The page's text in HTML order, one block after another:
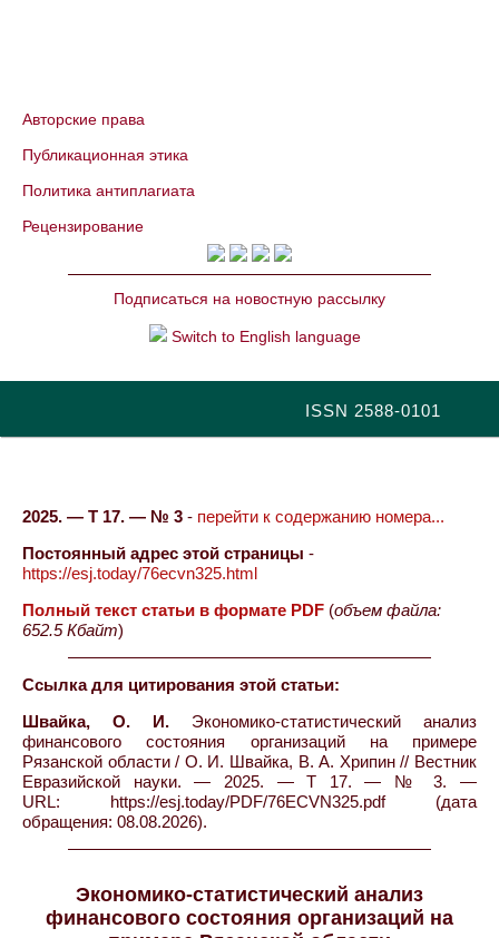
Авторские права
Публикационная этика
Политика антиплагиата
Рецензирование
Подписаться на новостную рассылку
Switch to English language
ISSN 2588-0101
2025. — Т 17. — № 3 - перейти к содержанию номера...
Постоянный адрес этой страницы -
https://esj.today/76ecvn325.html
Полный текст статьи в формате PDF (объем файла:
652.5 Кбайт)
Ссылка для цитирования этой статьи:
Швайка, О. И. Экономико-статистический анализ
финансового состояния организаций на примере
Рязанской области / О. И. Швайка, В. А. Хрипин // Вестник
Евразийской науки. — 2025. — Т 17. — № 3. —
URL: https://esj.today/PDF/76ECVN325.pdf (дата
обращения: 08.08.2026).
Экономико-статистический анализ
финансового состояния организаций на